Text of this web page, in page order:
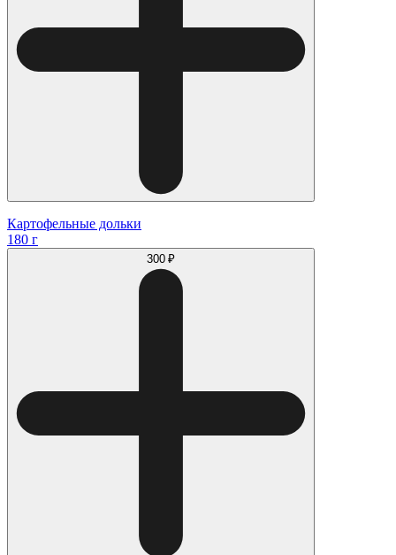
Картофельные дольки
180 г
300 ₽